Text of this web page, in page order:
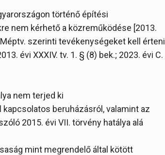
történő építési
nem kérhető a közreműködése [2013.
szerinti tevékenységeket kell érteni
évi XXXIV. tv. 1. § (8) bek.; 2023. évi C.
nem terjed ki
beruházásról, valamint az
2015. évi VII. törvény hatálya alá
mint megrendelő által kötött